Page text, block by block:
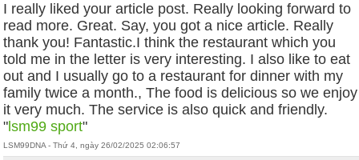
I really liked your article post. Really looking forward to
read more. Great. Say, you got a nice article. Really
thank you! Fantastic.I think the restaurant which you
told me in the letter is very interesting. I also like to eat
out and I usually go to a restaurant for dinner with my
family twice a month., The food is delicious so we enjoy
it very much. The service is also quick and friendly.
" lsm99 sport"
LSM99DNA - Thứ 4, ngày 26/02/2025 02:06:57